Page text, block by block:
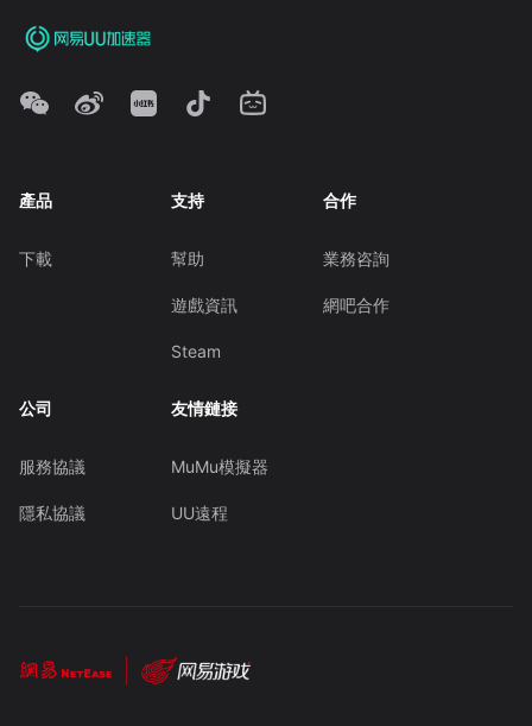
產品
下載
支持
幫助
遊戲資訊
Steam
合作
業務咨詢
網吧合作
公司
服務協議
隱私協議
友情鏈接
MuMu模擬器
UU遠程